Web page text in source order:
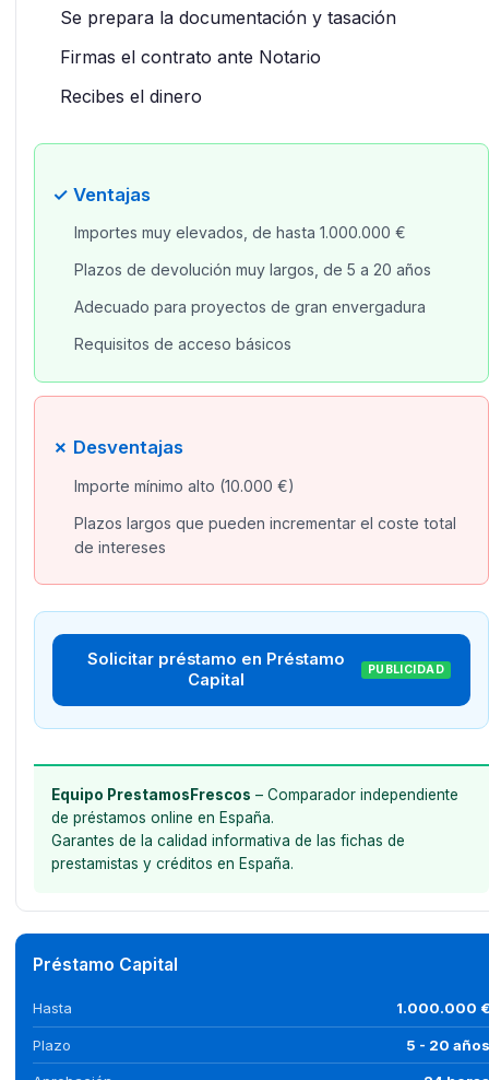
Se prepara la documentación y tasación
Firmas el contrato ante Notario
Recibes el dinero
✓ Ventajas
Importes muy elevados, de hasta 1.000.000 €
Plazos de devolución muy largos, de 5 a 20 años
Adecuado para proyectos de gran envergadura
Requisitos de acceso básicos
✗ Desventajas
Importe mínimo alto (10.000 €)
Plazos largos que pueden incrementar el coste total
de intereses
Solicitar préstamo en Préstamo
Capital
PUBLICIDAD
Equipo PrestamosFrescos – Comparador independiente
de préstamos online en España.
Garantes de la calidad informativa de las fichas de
prestamistas y créditos en España.
Préstamo Capital
Hasta 1.000.000 €
Plazo 5 - 20 años